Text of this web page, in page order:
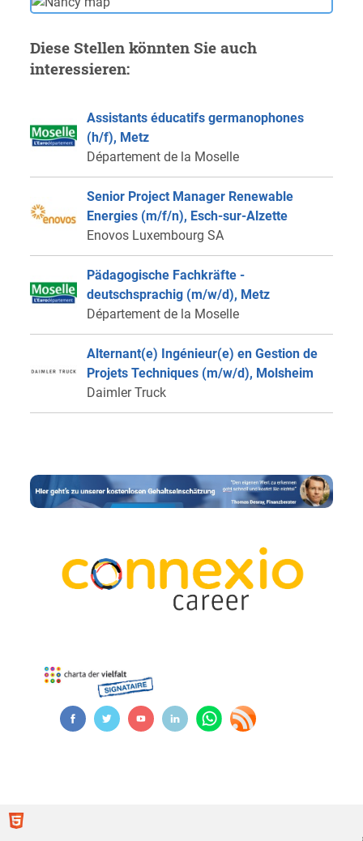
Diese Stellen könnten Sie auch
interessieren:
Assistants éducatifs germanophones
(h/f), Metz
Département de la Moselle
Senior Project Manager Renewable
Energies (m/f/n), Esch-sur-Alzette
Enovos Luxembourg SA
Pädagogische Fachkräfte -
deutschsprachig (m/w/d), Metz
Département de la Moselle
Alternant(e) Ingénieur(e) en Gestion de
Projets Techniques (m/w/d), Molsheim
Daimler Truck